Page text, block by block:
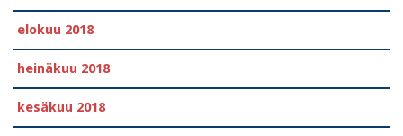
elokuu 2018
heinäkuu 2018
kesäkuu 2018